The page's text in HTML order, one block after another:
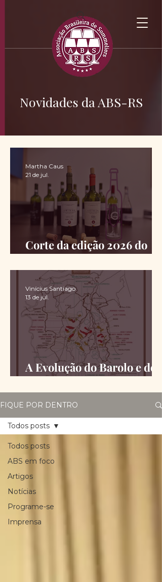
Novidades da ABS-RS
Corte da edição 2026 do
Martha Caus
21 de jul.
A Evolução do Barolo e do
Vinícius Santiago
13 de jul.
FIQUE POR DENTRO
Todos posts
ABS em foco
Artigos
Notícias
Programe-se
Imprensa
Todos posts